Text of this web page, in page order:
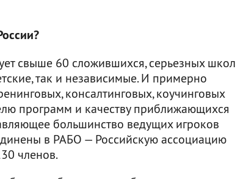
свыше 60 сложившихся, серьезных школ
так и независимые. И примерно
консалтинговых, коучинговых
программ и качеству приближающихся
большинство ведущих игроков
в РАБО — Российскую ассоциацию
членов.